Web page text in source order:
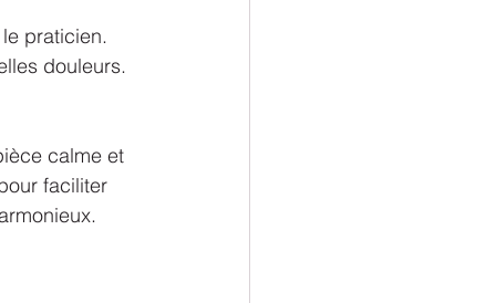
praticien.
douleurs.
calme et
faciliter